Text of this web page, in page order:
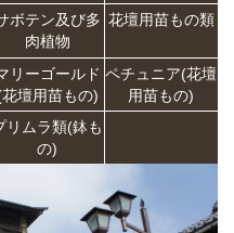
ボテン及び多
肉植物
花壇用苗もの類
リーゴールド
花壇用苗もの)
ペチュニア(花壇
用苗もの)
リムラ類(鉢も
の)